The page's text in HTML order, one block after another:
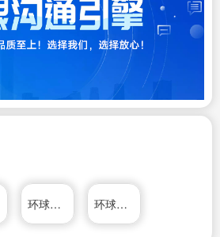
环球投资移民官方网站 环球投资移民官方网站